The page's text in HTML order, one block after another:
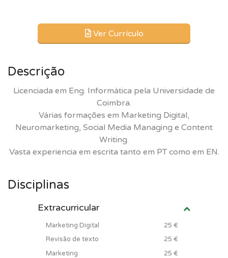
Ver Currículo
Descrição
Licenciada em Eng. Informática pela Universidade de
Coimbra.
Várias formações em Marketing Digital,
Neuromarketing, Social Media Managing e Content
Writing.
Vasta experiencia em escrita tanto em PT como em EN.
Disciplinas
Extracurricular
Marketing Digital
25 €
Revisão de texto
25 €
Marketing
25 €